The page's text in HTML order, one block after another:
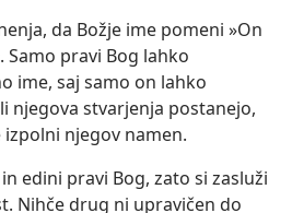
da Božje ime pomeni »On
Samo pravi Bog lahko
ime, saj samo on lahko
njegova stvarjenja postanejo,
njegov namen.
edini pravi Bog, zato si zasluži
Nihče drug ni upravičen do